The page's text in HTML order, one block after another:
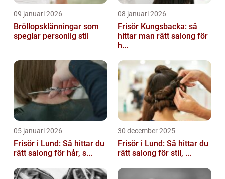
09 januari 2026
Bröllopsklänningar som
speglar personlig stil
08 januari 2026
Frisör Kungsbacka: så
hittar man rätt salong för
h...
05 januari 2026
Frisör i Lund: Så hittar du
rätt salong för hår, s...
30 december 2025
Frisör i Lund: Så hittar du
rätt salong för stil, ...